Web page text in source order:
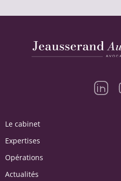
Le cabinet
Expertises
Opérations
Actualités